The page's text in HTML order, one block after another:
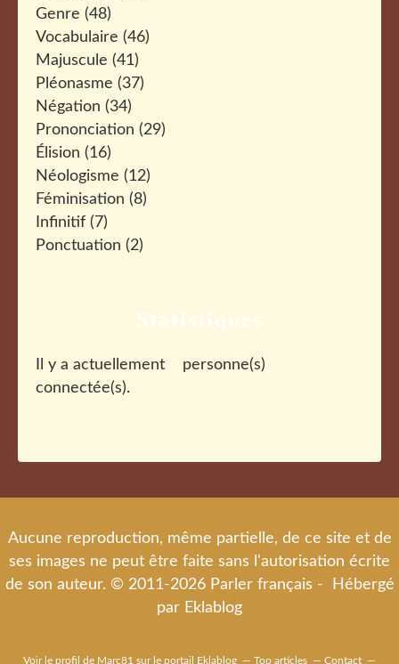
Genre (48)
Vocabulaire (46)
Majuscule (41)
Pléonasme (37)
Négation (34)
Prononciation (29)
Élision (16)
Néologisme (12)
Féminisation (8)
Infinitif (7)
Ponctuation (2)
Statistiques
Il y a actuellement
personne(s)
connectée(s).
Aucune reproduction, même partielle, de ce site et de
ses images ne peut être faite sans l'autorisation écrite
de son auteur. © 2011-2026 Parler français - Hébergé
par Eklablog
Voir le profil de Marc81 sur le portail Eklablog Top articles Contact